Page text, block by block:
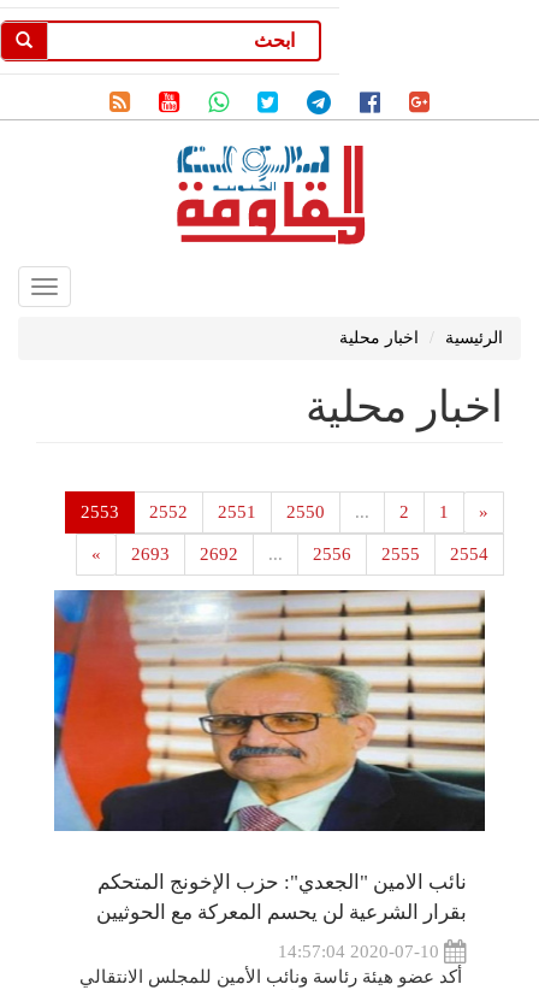
الرئيسية اخبار محلية
اخبار محلية
«
1
2
...
2550
2551
2552
2553
2554
2555
2556
...
2692
2693
»
نائب الامين "الجعدي": حزب الإخونج المتحكم
بقرار الشرعية لن يحسم المعركة مع الحوثيين
أكد عضو هيئة رئاسة ونائب الأمين للمجلس الانتقالي